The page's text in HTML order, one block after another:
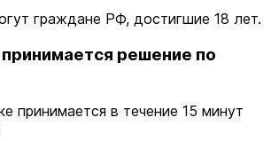
граждане РФ, достигшие 18 лет.
решение по
принимается в течение 15 минут